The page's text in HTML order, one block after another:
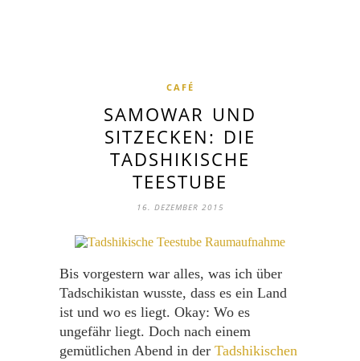
CAFÉ
SAMOWAR UND
SITZECKEN: DIE
TADSHIKISCHE
TEESTUBE
16. DEZEMBER 2015
Bis vorgestern war alles, was ich über
Tadschikistan wusste, dass es ein Land
ist und wo es liegt. Okay: Wo es
ungefähr liegt. Doch nach einem
gemütlichen Abend in der Tadshikischen